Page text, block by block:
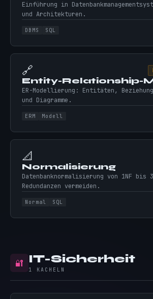
Einführung in
und Architekturen.
DBMS SQL
🔗
Entity-Relationship-
ER-Modellierung: Entitäten,
und Diagramme.
ERM Modell
📐
Normalisierung
Datenbanknormalisierung von 1NF bis
Redundanzen vermeiden.
Normal SQL
🔐 IT-Sicherheit
1 KACHELN